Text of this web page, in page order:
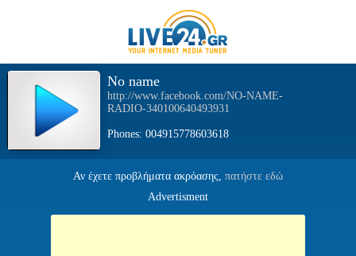
No name
http://www.facebook.com/NO-NAME-
RADIO-340100640493931
Phones: 004915778603618
Αν έχετε προβλήματα ακρόασης, πατήστε εδώ
Advertisment